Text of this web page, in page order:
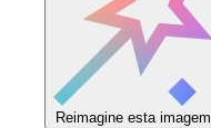
Reimagine esta imagem